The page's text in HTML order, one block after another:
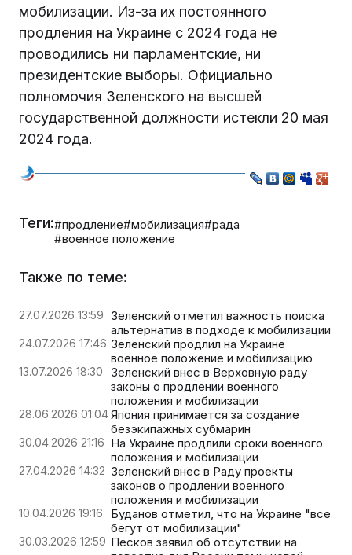
мобилизации. Из-за их постоянного
продления на Украине с 2024 года не
проводились ни парламентские, ни
президентские выборы. Официально
полномочия Зеленского на высшей
государственной должности истекли 20 мая
2024 года.
Теги:#продление#мобилизация#рада
#военное положение
Также по теме:
27.07.2026 13:59
Зеленский отметил важность поиска
альтернатив в подходе к мобилизации
24.07.2026 17:46 Зеленский продлил на Украине
военное положение и мобилизацию
13.07.2026 18:30
Зеленский внес в Верховную раду
законы о продлении военного
положения и мобилизации
28.06.2026 01:04Япония принимается за создание
безэкипажных субмарин
30.04.2026 21:16 На Украине продлили сроки военного
положения и мобилизации
27.04.2026 14:32 Зеленский внес в Раду проекты
законов о продлении военного
положения и мобилизации
10.04.2026 19:16
Буданов отметил, что на Украине "все
бегут от мобилизации"
30.03.2026 12:59 Песков заявил об отсутствии на